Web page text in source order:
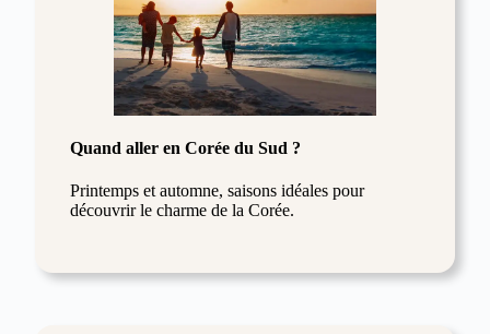
Quand aller en Corée du Sud ?
Printemps et automne, saisons idéales pour
découvrir le charme de la Corée.